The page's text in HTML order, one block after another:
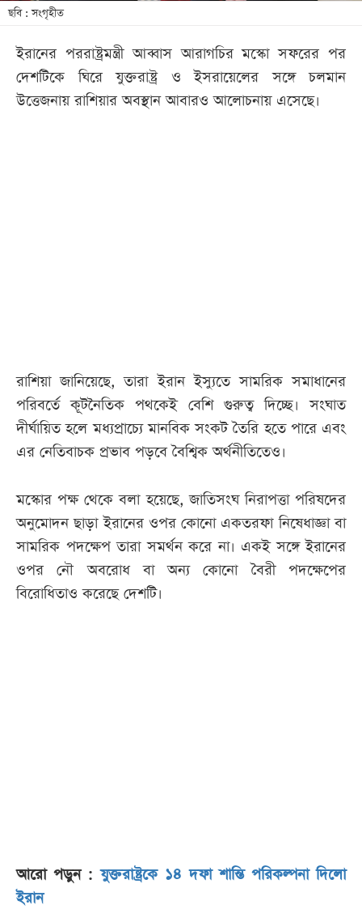
ছবি : সংগৃহীত
ইরানের পররাষ্ট্রমন্ত্রী আব্বাস আরাগচির মস্কো সফরের পর
দেশটিকে ঘিরে যুক্তরাষ্ট্র ও ইসরায়েলের সঙ্গে চলমান
উত্তেজনায় রাশিয়ার অবস্থান আবারও আলোচনায় এসেছে।
রাশিয়া জানিয়েছে, তারা ইরান ইস্যুতে সামরিক সমাধানের
পরিবর্তে কূটনৈতিক পথকেই বেশি গুরুত্ব দিচ্ছে। সংঘাত
দীর্ঘায়িত হলে মধ্যপ্রাচ্যে মানবিক সংকট তৈরি হতে পারে এবং
এর নেতিবাচক প্রভাব পড়বে বৈশ্বিক অর্থনীতিতেও।
মস্কোর পক্ষ থেকে বলা হয়েছে, জাতিসংঘ নিরাপত্তা পরিষদের
অনুমোদন ছাড়া ইরানের ওপর কোনো একতরফা নিষেধাজ্ঞা বা
সামরিক পদক্ষেপ তারা সমর্থন করে না। একই সঙ্গে ইরানের
ওপর নৌ অবরোধ বা অন্য কোনো বৈরী পদক্ষেপের
বিরোধিতাও করেছে দেশটি।
আরো পড়ুন :যুক্তরাষ্ট্রকে ১৪ দফা শান্তি পরিকল্পনা দিলো
ইরান